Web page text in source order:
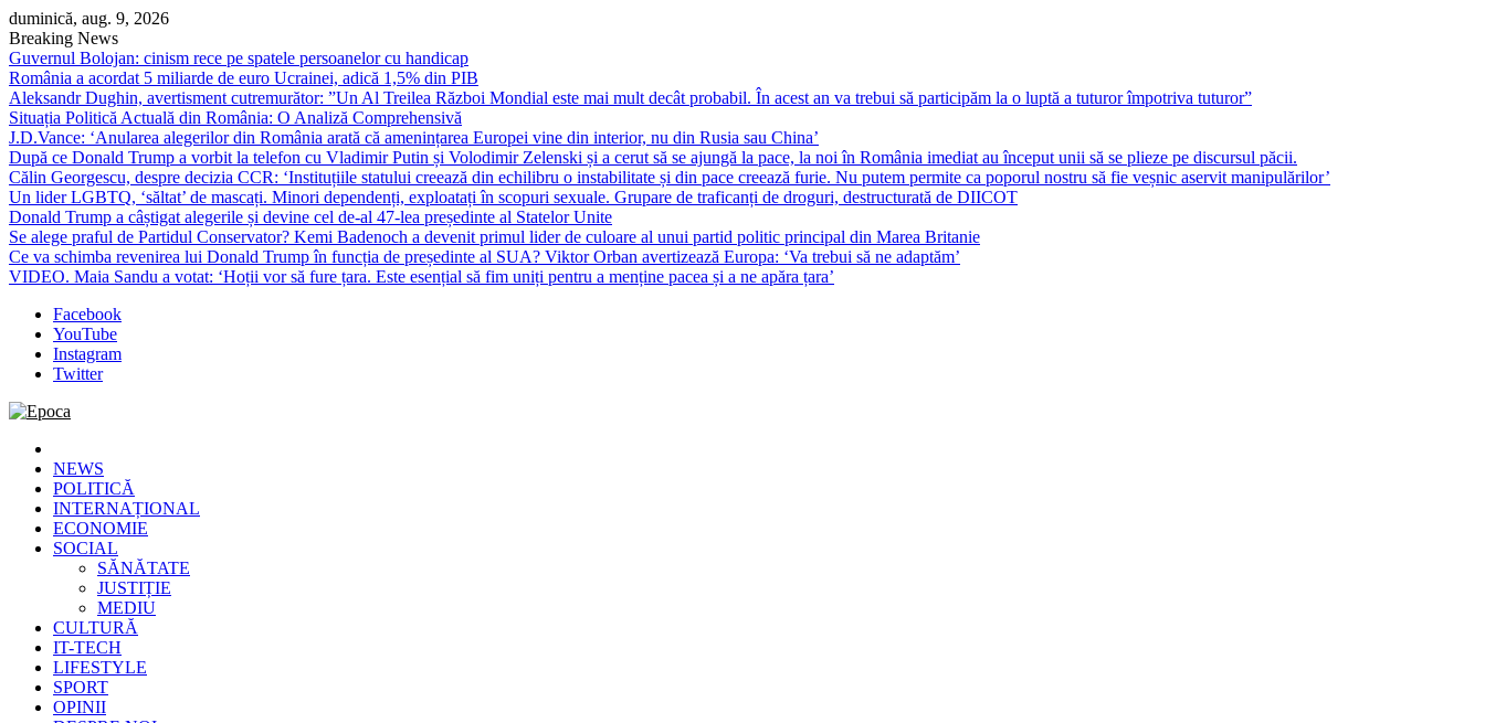
Skip
to
content
duminică, aug. 9, 2026
Breaking News
Guvernul Bolojan: cinism rece pe spatele persoanelor cu handicap
România a acordat 5 miliarde de euro Ucrainei, adică 1,5% din PIB
Aleksandr Dughin, avertisment cutremurător: ”Un Al Treilea Război Mondial este mai mult decât probabil. În acest an va trebui să participăm la o luptă a tuturor împotriva tuturor”
Situația Politică Actuală din România: O Analiză Comprehensivă
J.D.Vance: ‘Anularea alegerilor din România arată că amenințarea Europei vine din interior, nu din Rusia sau China’
După ce Donald Trump a vorbit la telefon cu Vladimir Putin și Volodimir Zelenski și a cerut să se ajungă la pace, la noi în România imediat au început unii să se plieze pe discursul păcii.
Călin Georgescu, despre decizia CCR: ‘Instituțiile statului creează din echilibru o instabilitate și din pace creează furie. Nu putem permite ca poporul nostru să fie veșnic aservit manipulărilor’
Un lider LGBTQ, ‘săltat’ de mascați. Minori dependenți, exploatați în scopuri sexuale. Grupare de traficanți de droguri, destructurată de DIICOT
Donald Trump a câștigat alegerile și devine cel de-al 47-lea președinte al Statelor Unite
Se alege praful de Partidul Conservator? Kemi Badenoch a devenit primul lider de culoare al unui partid politic principal din Marea Britanie
Ce va schimba revenirea lui Donald Trump în funcția de președinte al SUA? Viktor Orban avertizează Europa: ‘Va trebui să ne adaptăm’
VIDEO. Maia Sandu a votat: ‘Hoții vor să fure țara. Este esențial să fim uniți pentru a menține pacea și a ne apăra țara’
Facebook
YouTube
Instagram
Twitter
Epoca
Cele mai noi știri online din România
NEWS
POLITICĂ
INTERNAȚIONAL
ECONOMIE
SOCIAL
SĂNĂTATE
JUSTIȚIE
MEDIU
CULTURĂ
IT-TECH
LIFESTYLE
SPORT
OPINII